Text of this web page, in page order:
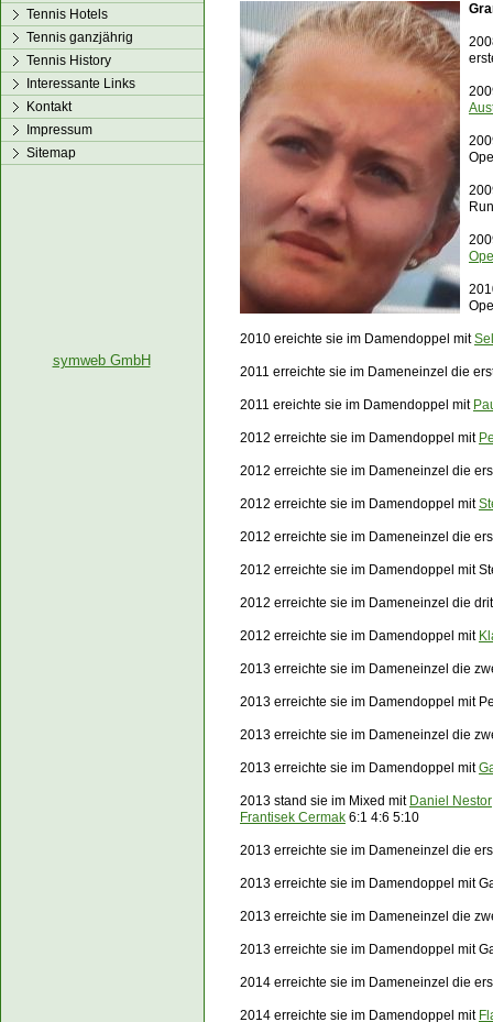
2010 ereichte sie im Damendoppel mit
2011 erreichte sie im Dameneinzel die
2011 ereichte sie im Damendoppel mit
2012 erreichte sie im Damendoppel mit
2012 erreichte sie im Dameneinzel die
2012 erreichte sie im Damendoppel mit
2012 erreichte sie im Dameneinzel die
2012 erreichte sie im Damendoppel mit
2012 erreichte sie im Dameneinzel die
2012 erreichte sie im Damendoppel mit
2013 erreichte sie im Dameneinzel die
2013 erreichte sie im Damendoppel mit
2013 erreichte sie im Dameneinzel die
2013 erreichte sie im Damendoppel mit
2013 stand sie im Mixed mit Daniel Nestor
Frantisek Cermak 6:1 4:6 5:10
2013 erreichte sie im Dameneinzel die
2013 erreichte sie im Damendoppel mit
2013 erreichte sie im Dameneinzel die
2013 erreichte sie im Damendoppel mit
2014 erreichte sie im Dameneinzel die
2014 erreichte sie im Damendoppel mit
Tennis Hotels
Tennis ganzjährig
Tennis History
Interessante Links
Kontakt
Impressum
Sitemap
symweb GmbH